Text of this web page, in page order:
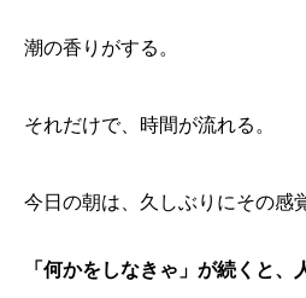
潮の香りがする。
それだけで、時間が流れる。
今日の朝は、久しぶりにその感
「何かをしなきゃ」が続くと、